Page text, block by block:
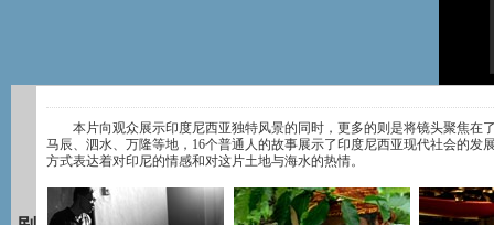
本片向观众展示印度尼西亚独特风景的同时，更多的则是将镜头聚焦在
马辰、泗水、万隆等地，16个普通人的故事展示了印度尼西亚现代社会的发
方式表达着对印尼的情感和对这片土地与海水的热情。